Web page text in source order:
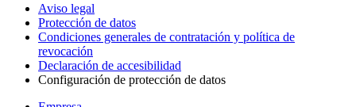
Aviso legal
Protección de datos
Condiciones generales de contratación y política de
revocación
Declaración de accesibilidad
Configuración de protección de datos